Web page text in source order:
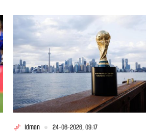
İdman 24-06-2026, 09:17